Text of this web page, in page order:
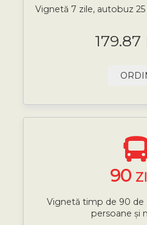
Vignetă 7 zile, autobuz
179.87
90
Vignetă timp de 90 de
persoane și